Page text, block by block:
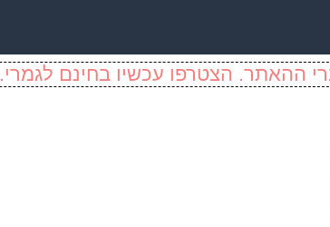
ההאתר. הצטרפו עכשיו בחינם לגמרי.